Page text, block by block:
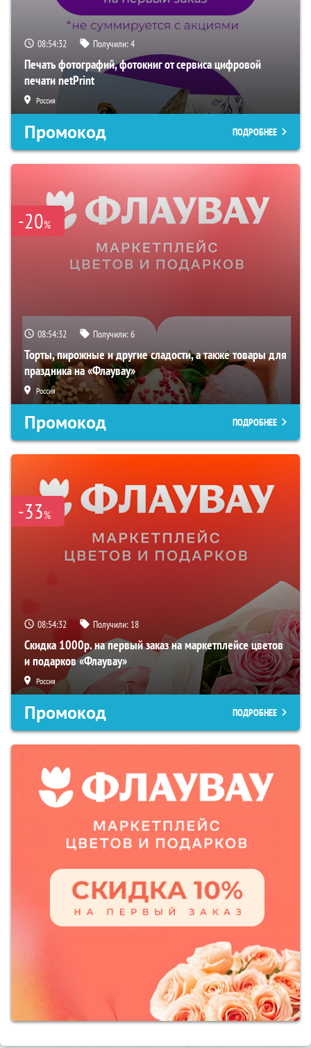
08:54:31 Получили:4
Печать фотографий, фотокниг от сервиса цифровой
печати netPrint
Россия
Промокод ПОДРОБНЕЕ
-20%
08:54:31 Получили:6
Торты, пирожные и другие сладости, а также товары для
праздника на «Флаувау»
Россия
Промокод ПОДРОБНЕЕ
-33%
08:54:31 Получили: 18
Скидка 1000р. на первый заказ на маркетплейсе цветов
и подарков «Флаувау»
Россия
Промокод ПОДРОБНЕЕ